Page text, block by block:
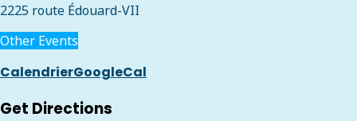
2225 route Édouard-VII
Other Events
CalendrierGoogleCal
Get Directions